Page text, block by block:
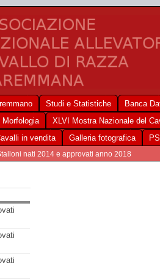
Studi e Statistiche
Banca
Morfologia
XLVI Mostra Nazionale del
in vendita Galleria fotografica
nati 2014 e approvati anno 2018